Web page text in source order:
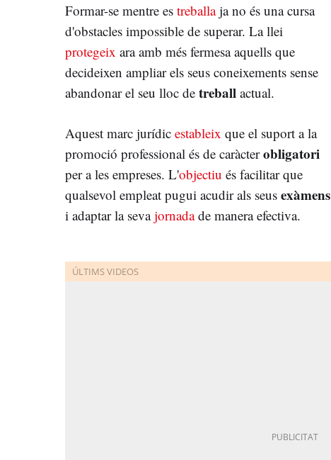
Formar-se mentre es treballaja no és una cursa
d'obstacles impossible de superar. La llei
protegeix ara amb més fermesa aquells que
decideixen ampliar els seus coneixements sense
abandonar el seu lloc de treball actual.
Aquest marc jurídic estableix que el suport a la
promoció professional és de caràcterobligatori
per a les empreses. L'objectiu és facilitar que
qualsevol empleat pugui acudir als seus exàmens
i adaptar la sevajornadade manera efectiva.